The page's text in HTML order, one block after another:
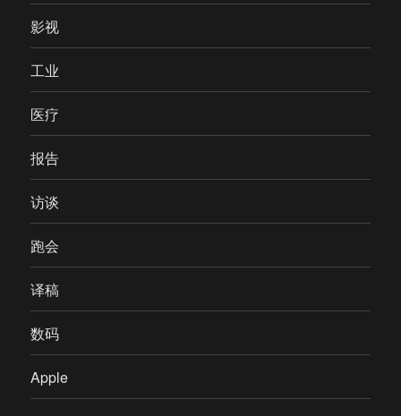
影视
工业
医疗
报告
访谈
跑会
译稿
数码
Apple